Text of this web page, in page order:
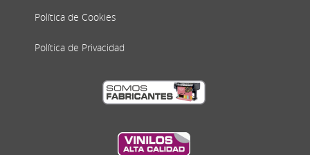
Política de Cookies
Política de Privacidad